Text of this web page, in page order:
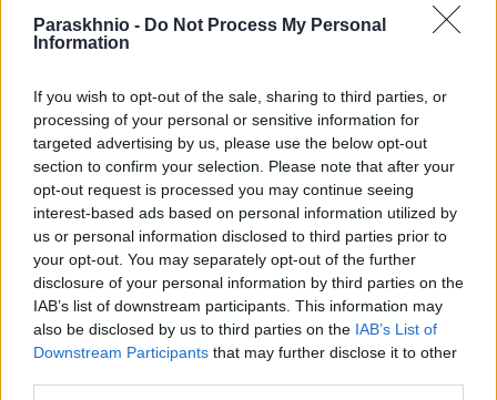
Paraskhnio - Do Not Process My Personal
Information
If you wish to opt-out of the sale, sharing to third parties, or
processing of your personal or sensitive information for
targeted advertising by us, please use the below opt-out
section to confirm your selection. Please note that after your
opt-out request is processed you may continue seeing
interest-based ads based on personal information utilized by
us or personal information disclosed to third parties prior to
your opt-out. You may separately opt-out of the further
disclosure of your personal information by third parties on the
IAB’s list of downstream participants. This information may
also be disclosed by us to third parties on the IAB’s List of
Downstream Participants that may further disclose it to other